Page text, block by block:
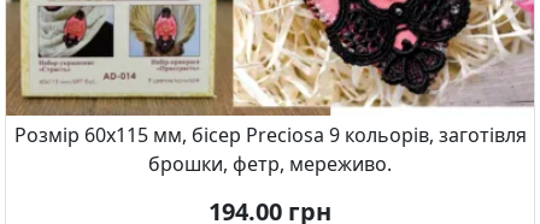
Розмір 60х115 мм, бісер Preciosa 9 кольорів, заготівля
брошки, фетр, мереживо.
194.00 грн